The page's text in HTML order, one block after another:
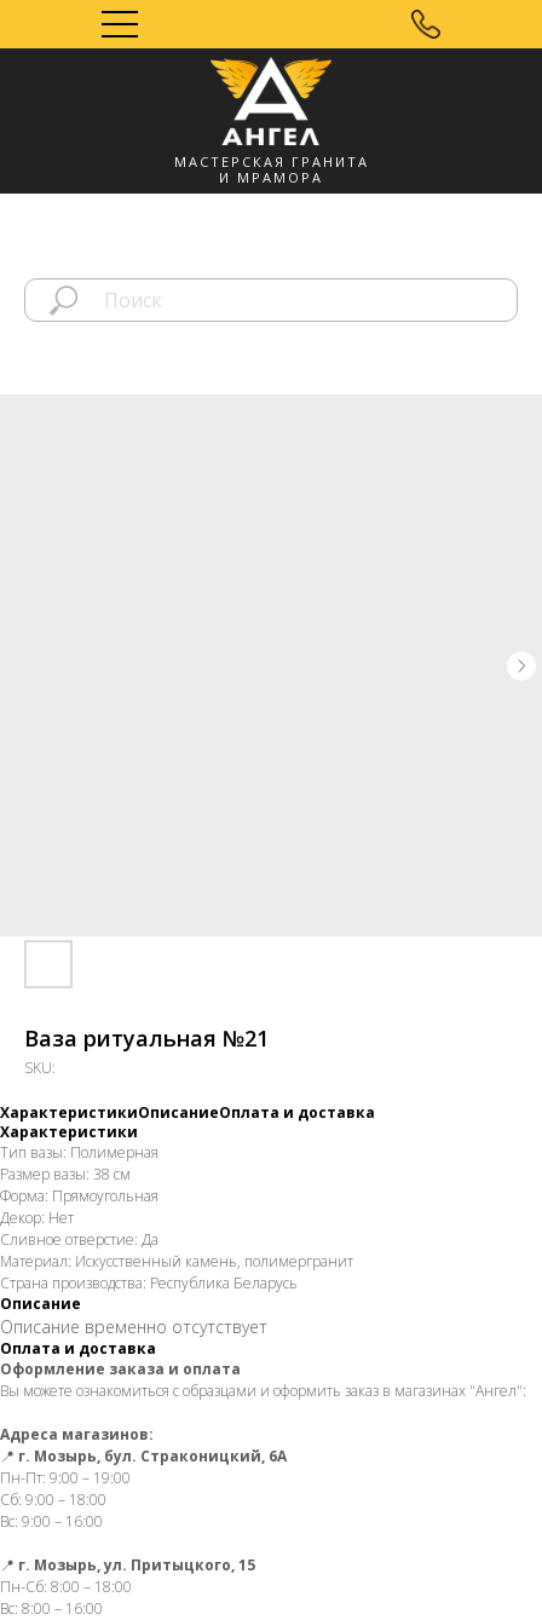
МАСТЕРСКАЯ ГРАНИТА
И МРАМОРА
Ваза ритуальная №21
SKU:
ХарактеристикиОписаниеОплата и доставка
Характеристики
Тип вазы: Полимерная
Размер вазы: 38 см
Форма: Прямоугольная
Декор: Нет
Сливное отверстие: Да
Материал: Искусственный камень, полимергранит
Страна производства: Республика Беларусь
Описание
Описание временно отсутствует
Оплата и доставка
Оформление заказа и оплата
Вы можете ознакомиться с образцами и оформить заказ в магазинах "Ангел":
Адреса магазинов:
📍 г. Мозырь, бул. Страконицкий, 6А
Пн-Пт: 9:00 – 19:00
Сб: 9:00 – 18:00
Вс: 9:00 – 16:00
📍 г. Мозырь, ул. Притыцкого, 15
Пн-Сб: 8:00 – 18:00
Вс: 8:00 – 16:00